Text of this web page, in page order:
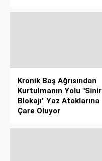
Kronik Baş Ağrısından
Kurtulmanın Yolu "Sinir
Blokajı" Yaz Ataklarına
Çare Oluyor